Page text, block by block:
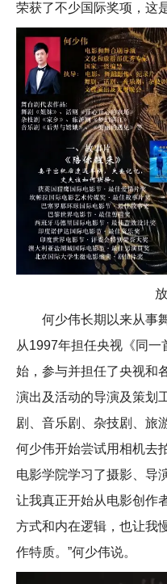
荣获了不少国际奖项，这
何少伟长期以来从事舞
从1997年担任央视《同
始，参与并担任了央视和
演出及活动的导演及策划
剧、音乐剧、杂技剧、旅
何少伟开始尝试用相机去
电影学院学习了摄影、导
让我真正开始从电影创作
方式和内在逻辑，也让我
作特质。”何少伟说。